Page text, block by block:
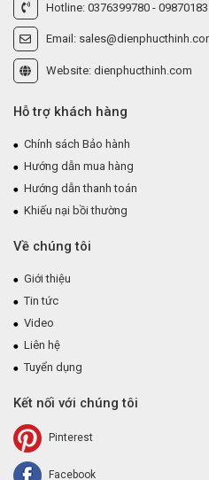
Hotline: 0376399780 -
Email:
Website: dienphucthinh.com
Hỗ trợ khách hàng
Chính sách Bảo hành
Hướng dẫn mua hàng
Hướng dẫn thanh toán
Khiếu nại bồi thường
Về chúng tôi
Giới thiệu
Tin tức
Video
Liên hệ
Tuyển dụng
Kết nối với chúng tôi
Pinterest
Facebook